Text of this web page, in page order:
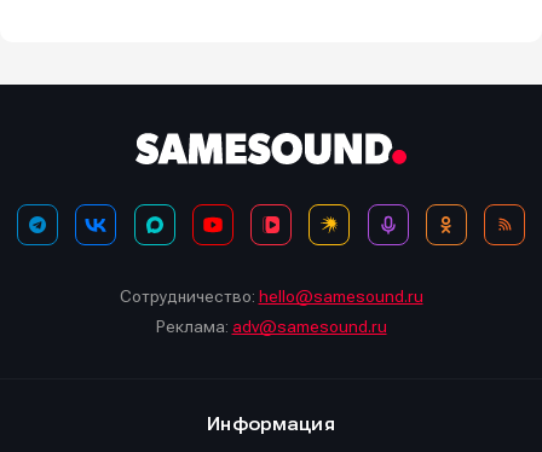
Сотрудничество: hello@samesound.ru
Реклама: adv@samesound.ru
Информация